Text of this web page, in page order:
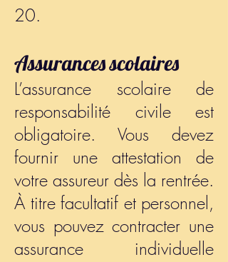
20.
Assurances scolaires
​L’assurance scolaire de
responsabilité civile est
obligatoire. Vous devez
fournir une attestation de
votre assureur dès la rentrée.
À titre facultatif et personnel,
vous pouvez contracter une
assurance individuelle